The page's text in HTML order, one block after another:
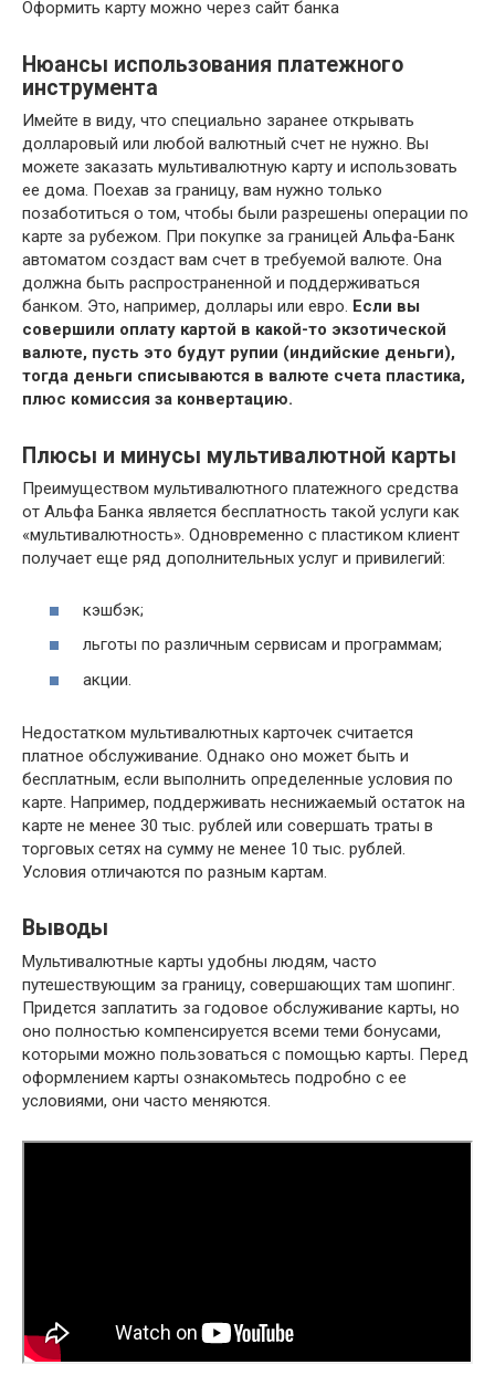
Оформить карту можно через сайт банка
Нюансы использования платежного
инструмента
Имейте в виду, что специально заранее открывать
долларовый или любой валютный счет не нужно. Вы
можете заказать мультивалютную карту и использовать
ее дома. Поехав за границу, вам нужно только
позаботиться о том, чтобы были разрешены операции по
карте за рубежом. При покупке за границей Альфа-Банк
автоматом создаст вам счет в требуемой валюте. Она
должна быть распространенной и поддерживаться
банком. Это, например, доллары или евро. Если вы
совершили оплату картой в какой-то экзотической
валюте, пусть это будут рупии (индийские деньги),
тогда деньги списываются в валюте счета пластика,
плюс комиссия за конвертацию.
Плюсы и минусы мультивалютной карты
Преимуществом мультивалютного платежного средства
от Альфа Банка является бесплатность такой услуги как
«мультивалютность». Одновременно с пластиком клиент
получает еще ряд дополнительных услуг и привилегий:
кэшбэк;
льготы по различным сервисам и программам;
акции.
Недостатком мультивалютных карточек считается
платное обслуживание. Однако оно может быть и
бесплатным, если выполнить определенные условия по
карте. Например, поддерживать неснижаемый остаток на
карте не менее 30 тыс. рублей или совершать траты в
торговых сетях на сумму не менее 10 тыс. рублей.
Условия отличаются по разным картам.
Выводы
Мультивалютные карты удобны людям, часто
путешествующим за границу, совершающих там шопинг.
Придется заплатить за годовое обслуживание карты, но
оно полностью компенсируется всеми теми бонусами,
которыми можно пользоваться с помощью карты. Перед
оформлением карты ознакомьтесь подробно с ее
условиями, они часто меняются.